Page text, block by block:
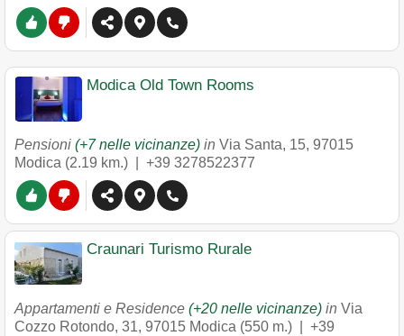
Modica Old Town Rooms
Pensioni (+7 nelle vicinanze) in Via Santa, 15, 97015
Modica (2.19 km.) | +39 3278522377
Craunari Turismo Rurale
Appartamenti e Residence (+20 nelle vicinanze) in Via
Cozzo Rotondo, 31, 97015 Modica (550 m.) | +39